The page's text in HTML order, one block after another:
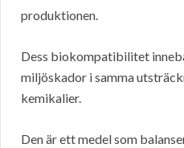
produktionen.
Dess biokompatibilitet
miljöskador i samma
kemikalier.
Den är ett medel som